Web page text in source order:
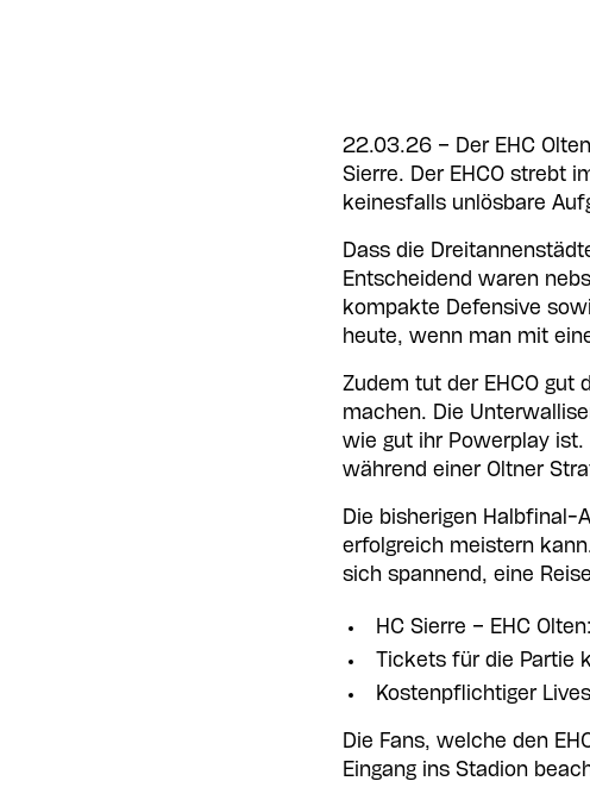
22.03.26 – Der EHC
Sierre. Der EHCO strebt
keinesfalls unlösbare
Dass die
Entscheidend waren
kompakte Defensive
heute, wenn man mit
Zudem tut der EHCO gut
machen. Die
wie gut ihr Powerplay ist.
während einer Oltner
Die bisherigen Halbfinal-
erfolgreich meistern
sich spannend, eine
HC Sierre – EHC
Tickets für die Partie
Kostenpflichtiger
Die Fans, welche den
Eingang ins Stadion